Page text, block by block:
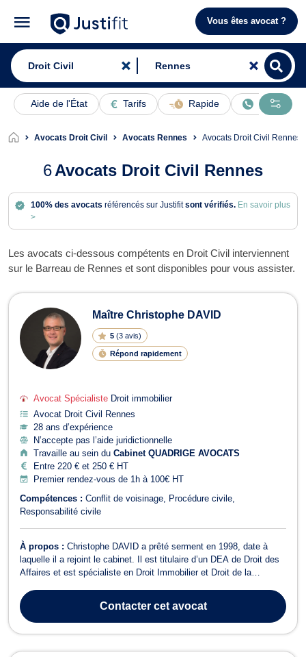
Vous êtes avocat ?
Aide de l'État Tarifs Rapide En ligne
Avocats Droit Civil Avocats Rennes Avocats Droit Civil Rennes
6Avocats Droit Civil Rennes
100% des avocats référencés sur Justifitsont vérifiés. En savoir plus
>
Les avocats ci-dessous compétents en Droit Civil interviennent
sur le Barreau de Rennes et sont disponibles pour vous assister.
Avocats en Droit Civil à Rennes
Maître Christophe DAVID
5 (3 avis)
Répond rapidement
Avocat Spécialiste Droit immobilier
Avocat Droit Civil Rennes
28 ans d’expérience
N’accepte pas l’aide juridictionnelle
Travaille au sein du Cabinet QUADRIGE AVOCATS
Entre 220 € et 250 € HT
Premier rendez-vous de 1h à 100€ HT
Compétences : Conflit de voisinage
Procédure civile
Responsabilité civile
À propos : Christophe DAVID a prêté serment en 1998, date à
laquelle il a rejoint le cabinet. Il est titulaire d’un DEA de Droit des
Affaires et est spécialiste en Droit Immobilier et Droit de la
Immobilier : que ce soit en matière de désordres de construction,
de vices cachés...
Contactercet avocat